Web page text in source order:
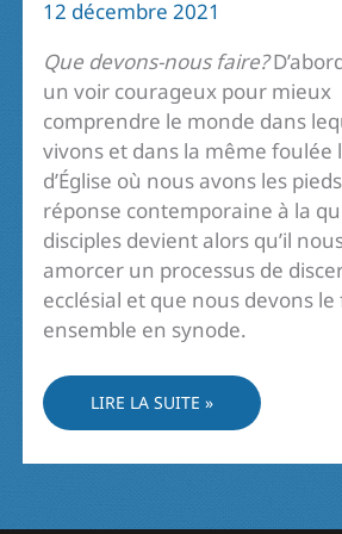
12 décembre 2021
Que devons-nous faire?
un voir courageux pour mieux
comprendre le monde dans
vivons et dans la même foulée
d’Église où nous avons les
réponse contemporaine à la
disciples devient alors qu’il
amorcer un processus de
ecclésial et que nous devons le
ensemble en synode.
DANS
LA
FOULÉE
SYNODE
LIRE LA SUITE »